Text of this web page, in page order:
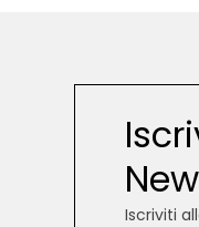
Iscriviti